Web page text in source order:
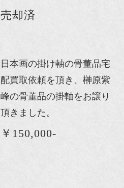
売却済
日本画の掛け軸の骨董品宅
配買取依頼を頂き、榊原紫
峰の骨董品の掛軸をお譲り
頂きました。
￥150,000-